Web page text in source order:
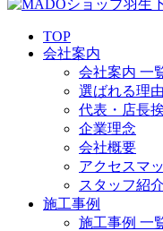
TOP
会社案内
会社案内 一
選ばれる理由
代表・店長
企業理念
会社概要
アクセスマ
スタッフ紹介
施工事例
施工事例 一